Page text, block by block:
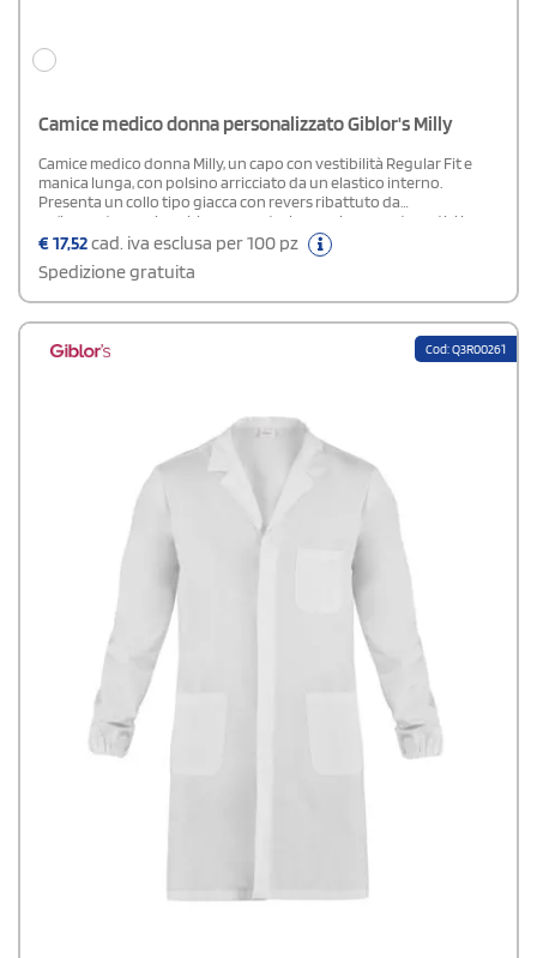
Camice medico donna personalizzato Giblor's Milly
Camice medico donna Milly, un capo con vestibilità Regular Fit e
manica lunga, con polsino arricciato da un elastico interno.
Presenta un collo tipo giacca con revers ribattuto da
un'impuntura a riva, chiusura centrale con cinque automatici in
pasta bianca estremamente resistenti, due tasche di media
grandezza ed un taschino portapenne. Le due riprese sul fronte e
sul retro donano garbo alla silhouette. Ha la sua versione maschile
nel camice Mike.Composizione: 100% Cotone
€17,52cad. iva esclusa per 100 pz
Spedizione gratuita
Cod: Q3R00261